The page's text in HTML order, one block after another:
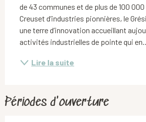
de 43 communes et de plus de 100
Creuset d’industries pionnières, le
une terre d’innovation accueillant
activités industrielles de pointe qui en...
Lire la suite
Périodes d'ouverture